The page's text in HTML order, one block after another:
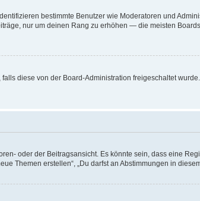
bestimmte Benutzer wie Moderatoren und
nur um deinen Rang zu erhöhen — die meisten
diese von der Board-Administration freigeschaltet
oder der Beitragsansicht. Es könnte sein, dass eine
Themen erstellen“, „Du darfst an Abstimmungen in